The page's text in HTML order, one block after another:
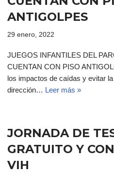
ANTIGOLPES
29 enero, 2022
JUEGOS INFANTILES DEL
CUENTAN CON PISO
los impactos de caídas y evitar
dirección… Leer más »
JORNADA DE
GRATUITO Y
VIH